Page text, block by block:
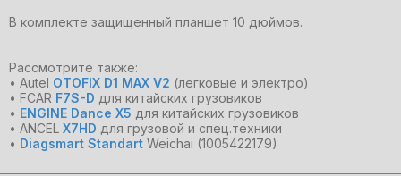
В комплекте защищенный планшет 10 дюймов.
Рассмотрите также:
• Autel OTOFIX D1 MAX V2 (легковые и электро)
• FCAR F7S-D для китайских грузовиков
• ENGINE Dance X5 для китайских грузовиков
• ANCEL X7HD для грузовой и спец.техники
• Diagsmart Standart Weichai (1005422179)